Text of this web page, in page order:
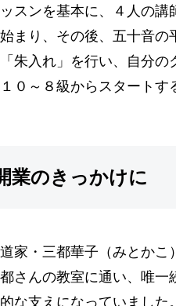
スンを基本に、４人の講
まり、その後、五十音
朱入れ」を行い、自分
０～８級からスタートす
業のきっかけに
家・三都華子（みとかこ
さんの教室に通い、唯
な支えになっていまし